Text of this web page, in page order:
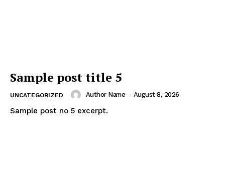
Sample post title 5
UNCATEGORIZED Author Name - August 8, 2026
Sample post no 5 excerpt.